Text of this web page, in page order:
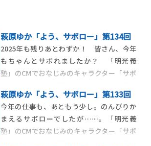
萩原ゆか「よう、サボロー」第134回
2025年も残りあとわずか！ 皆さん、今年
もちゃんとサボれましたか？ 「明光義
塾」のCMでおなじみのキャラクター「サボ
あなたを怠惰な世界に誘います。
萩原ゆか「よう、サボロー」第133回
今年の仕事も、あともう少し。のんびりか
まえるサボローでしたが……。「明光義
塾」のCMでおなじみのキャラクター「サボ